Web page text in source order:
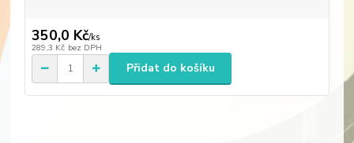
350,0 Kč/ks
289,3 Kč bez DPH
Přidat do košíku